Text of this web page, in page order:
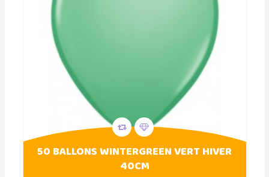
50 BALLONS WINTERGREEN VERT HIVER
40CM